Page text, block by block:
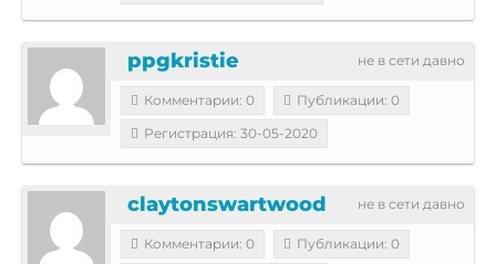
не в сети давно
ppgkristie
Комментарии: 0
Публикации: 0
Регистрация: 30-05-2020
не в сети давно
claytonswartwood
Комментарии: 0
Публикации: 0